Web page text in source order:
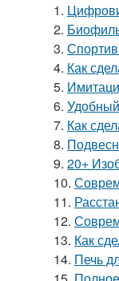
1.
2.
3.
4. Как
5.
6.
7. Как
8.
9. 20+
10.
11.
12.
13. Как
14. Печь